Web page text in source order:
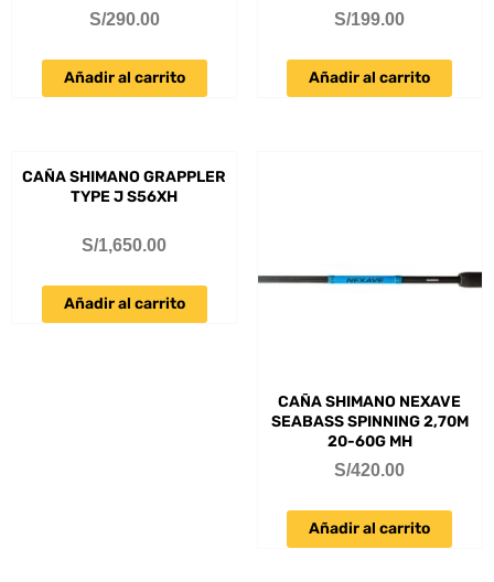
S/290.00
Añadir al carrito
S/199.00
Añadir al carrito
CAÑA SHIMANO GRAPPLER
TYPE J S56XH
S/1,650.00
Añadir al carrito
CAÑA SHIMANO NEXAVE
SEABASS SPINNING 2,70M
20-60G MH
S/420.00
Añadir al carrito